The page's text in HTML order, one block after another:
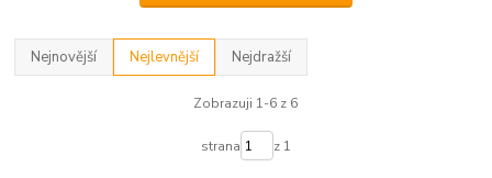
Nejnovější Nejlevnější Nejdražší
Zobrazuji 1-6 z 6
strana z 1